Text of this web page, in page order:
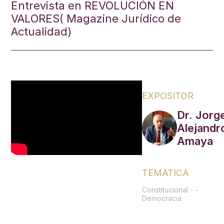
Entrevista en REVOLUCIÓN EN
VALORES( Magazine Jurídico de
Actualidad)
EXPOSITOR
Dr.
Amaya
TEMATICA
Constitucional - -
Democracia